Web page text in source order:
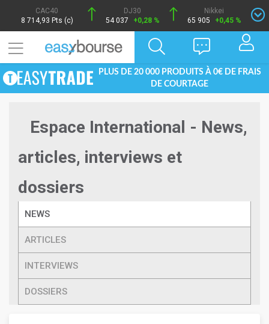
CAC40
8 714,93 Pts (c)
DJ30
54 037
+0,28 %
Nikkei
65 905
+0,45 %
PLUS DE 20 000 PRODUITS À 0€ DE FRAIS
DE COURTAGE
Espace International - News,
articles, interviews et
dossiers
NEWS
ARTICLES
INTERVIEWS
DOSSIERS